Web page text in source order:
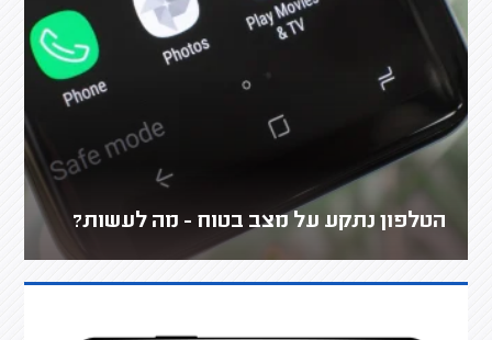
הטלפון נתקע על מצב בטוח - מה לעשות?